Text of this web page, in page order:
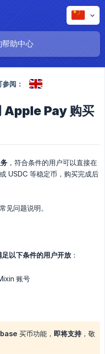
阅：
Apple Pay 购买
，符合条件的用户可以直接在
USDC 等稳定币，购买完成后
见问题说明。
足以下条件的用户开放 ：
账号
买币功能， 即将支持，敬